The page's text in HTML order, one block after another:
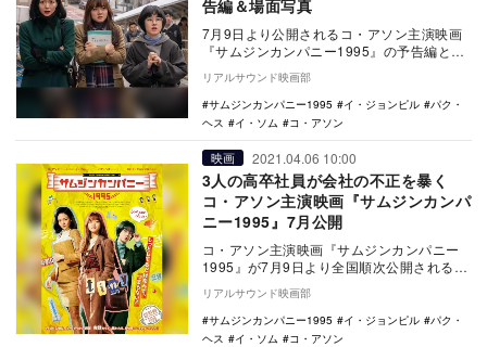
告編＆場面写真
7月9日より公開されるコ・アソン主演映画
『サムジンカンパニー1995』の予告編と場
面写真が公開された。 舞台は1995年の
ソ…
リアルサウンド映画部
サムジンカンパニー1995
イ・ジョンピル
パク・
ヘス
イ・ソム コ・アソン
映画 2021.04.06 10:00
3人の高卒社員が会社の不正を暴く
コ・アソン主演映画『サムジンカンパ
ニー1995』7月公開
コ・アソン主演映画『サムジンカンパニー
1995』が7月9日より全国順次公開されるこ
とが決定。あわせてポスタービジュアルが
公開され…
リアルサウンド映画部
サムジンカンパニー1995
イ・ジョンピル
パク・
ヘス
イ・ソム コ・アソン